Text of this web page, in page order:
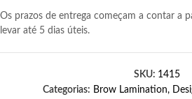
Os prazos de entrega começam a contar a
levar até 5 dias úteis.
SKU: 1415
Categorias: Brow Lamination,